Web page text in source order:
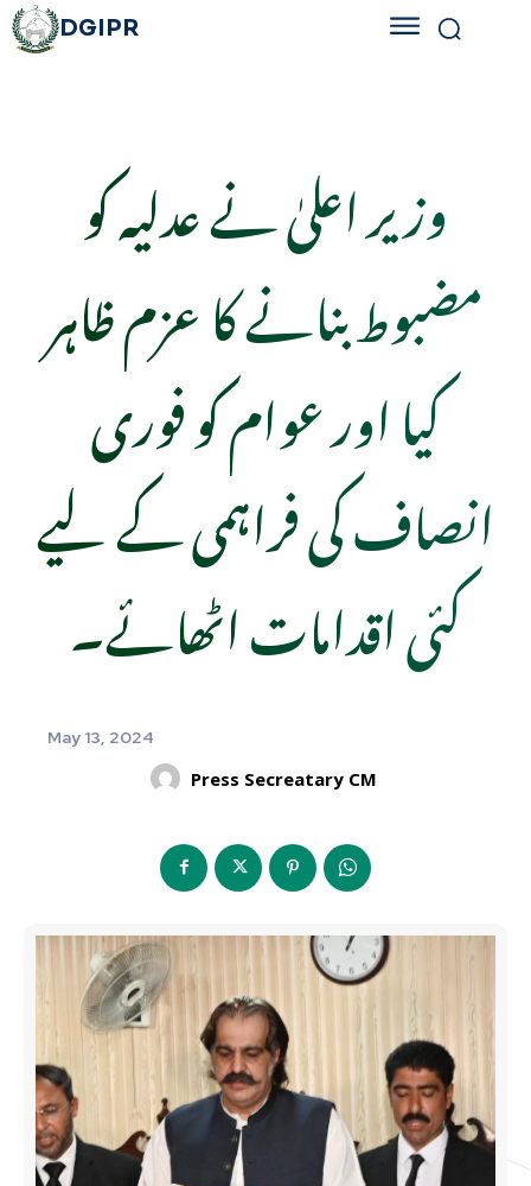
DGIPR
وزیر اعلیٰ نے عدلیہ کو
مضبوط بنانے کا عزم ظاہر
کیا اور عوام کو فوری
انصاف کی فراہمی کے لیے
کئی اقدامات اٹھائے۔
May 13, 2024
Press Secreatary CM